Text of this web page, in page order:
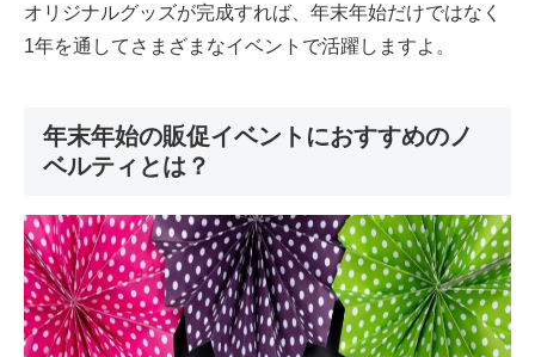
オリジナルグッズが完成すれば、年末年始だけではなく
1年を通してさまざまなイベントで活躍しますよ。
年末年始の販促イベントにおすすめのノ
ベルティとは？